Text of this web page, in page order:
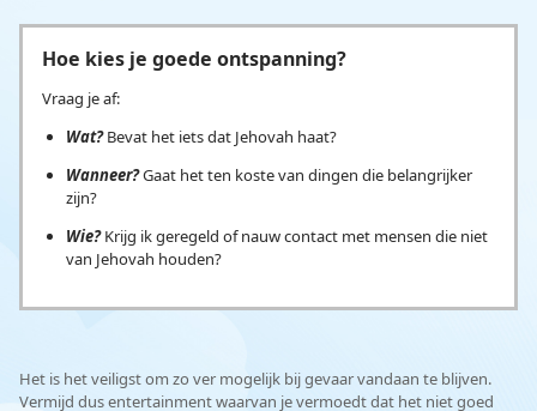
Hoe kies je goede ontspanning?
Vraag je af:
Wat?Bevat het iets dat Jehovah haat?
Wanneer?Gaat het ten koste van dingen die belangrijker
zijn?
Wie?Krijg ik geregeld of nauw contact met mensen die niet
van Jehovah houden?
Het is het veiligst om zo ver mogelijk bij gevaar vandaan te blijven.
Vermijd dus entertainment waarvan je vermoedt dat het niet goed